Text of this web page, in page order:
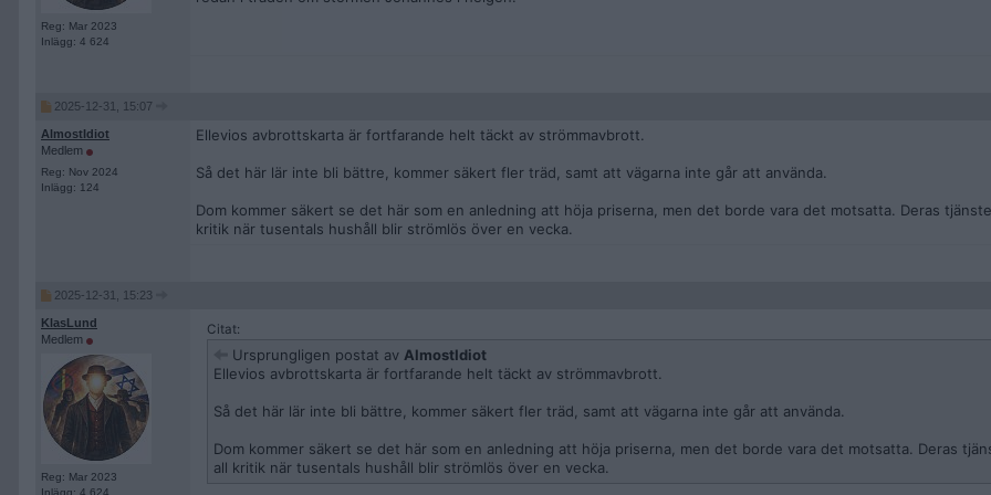
Reg: Mar 2023
Inlägg: 4 624
2025-12-31, 15:07
AlmostIdiot
Medlem
Reg: Nov 2024
Inlägg: 124
Ellevios avbrottskarta är fortfarande helt täckt av strömmavbrott.
Så det här lär inte bli bättre, kommer säkert fler träd, samt att vägarna inte går att använda.
Dom kommer säkert se det här som en anledning att höja priserna, men det borde vara det motsatta. Deras
kritik när tusentals hushåll blir strömlös över en vecka.
2025-12-31, 15:23
KlasLund
Medlem
Reg: Mar 2023
Inlägg: 4 624
Citat:
Ursprungligen postat av AlmostIdiot
Ellevios avbrottskarta är fortfarande helt täckt av strömmavbrott.
Så det här lär inte bli bättre, kommer säkert fler träd, samt att vägarna inte går att använda.
Dom kommer säkert se det här som en anledning att höja priserna, men det borde vara det motsatta. Deras
all kritik när tusentals hushåll blir strömlös över en vecka.